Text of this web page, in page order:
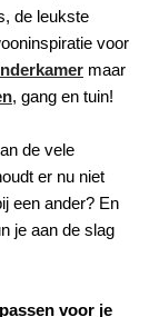
de leukste
voor
maar
, gang en tuin!
de vele
er nu niet
een ander? En
je aan de slag
voor je